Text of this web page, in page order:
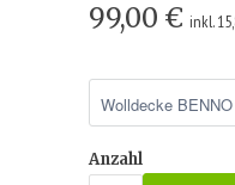
99,00 € inkl.
Anzahl